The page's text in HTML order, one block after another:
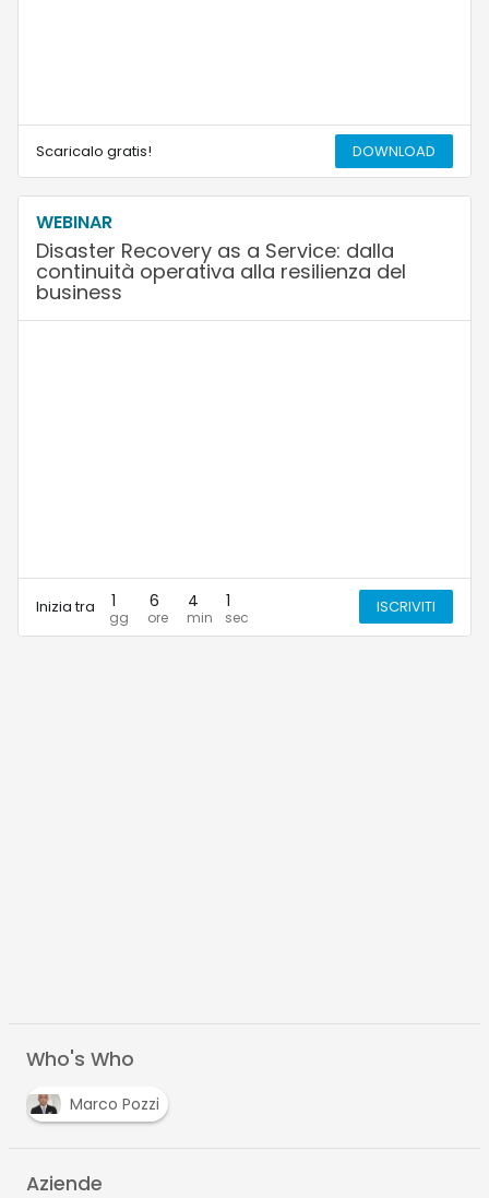
Scaricalo gratis! DOWNLOAD
WEBINAR
Disaster Recovery as a Service: dalla
continuità operativa alla resilienza del
business
Inizia tra 1 6 4 1 ISCRIVITI
Who's Who
Marco Pozzi
Aziende